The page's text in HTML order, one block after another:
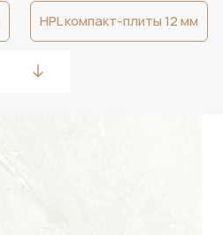
HPL компакт-плиты 12 мм